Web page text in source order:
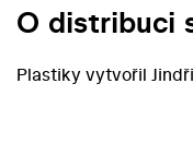
O distribuci
Plastiky vytvořil